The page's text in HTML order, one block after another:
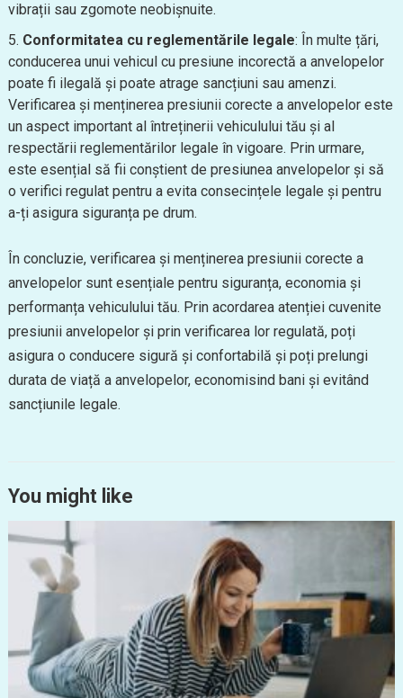
vibrații sau zgomote neobișnuite.
Conformitatea cu reglementările legale: În multe țări,
conducerea unui vehicul cu presiune incorectă a anvelopelor
poate fi ilegală și poate atrage sancțiuni sau amenzi.
Verificarea și menținerea presiunii corecte a anvelopelor este
un aspect important al întreținerii vehiculului tău și al
respectării reglementărilor legale în vigoare. Prin urmare,
este esențial să fii conștient de presiunea anvelopelor și să
o verifici regulat pentru a evita consecințele legale și pentru
a-ți asigura siguranța pe drum.
În concluzie, verificarea și menținerea presiunii corecte a
anvelopelor sunt esențiale pentru siguranța, economia și
performanța vehiculului tău. Prin acordarea atenției cuvenite
presiunii anvelopelor și prin verificarea lor regulată, poți
asigura o conducere sigură și confortabilă și poți prelungi
durata de viață a anvelopelor, economisind bani și evitând
sancțiunile legale.
You might like